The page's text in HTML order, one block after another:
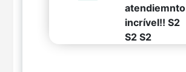
atendiemnto
incrível!! S2
S2 S2